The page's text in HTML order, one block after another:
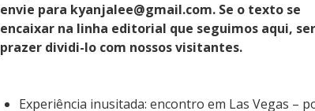
envie para kyanjalee@gmail.com. Se o texto se
encaixar na linha editorial que seguimos aqui,
prazer dividi-lo com nossos visitantes.
Experiência inusitada: encontro em Las Vegas –